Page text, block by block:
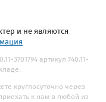
и не являются
3701794 артикул 740.11-
круглосуточно через
к нам в любой из